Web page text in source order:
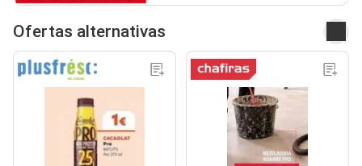
Ofertas alternativas